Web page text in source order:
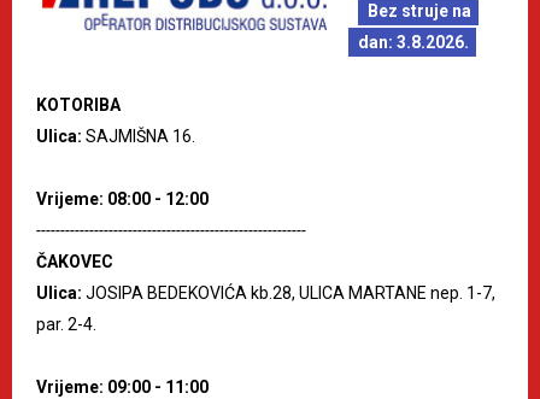
Bez struje na
dan: 3.8.2026.
KOTORIBA
Ulica: SAJMIŠNA 16.
Vrijeme: 08:00 - 12:00
--------------------------------------------------------
ČAKOVEC
Ulica: JOSIPA BEDEKOVIĆA kb.28, ULICA MARTANE nep. 1-7,
par. 2-4.
Vrijeme: 09:00 - 11:00